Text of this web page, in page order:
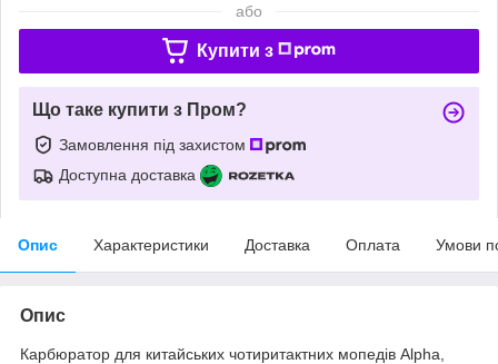
або
Купити з
Що таке купити з Пром?
Замовлення під захистом
Доступна доставка
Опис Характеристики Доставка Оплата Умови
Опис
Карбюратор для китайських чотиритактних мопедів Alpha,